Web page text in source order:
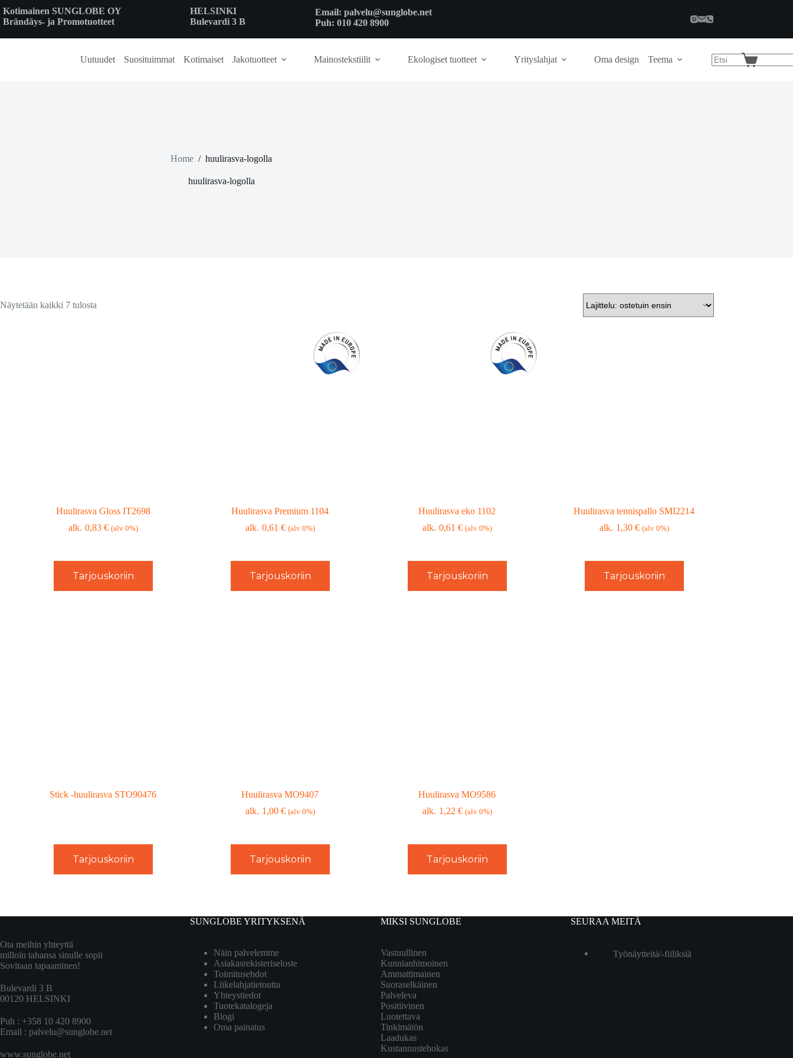
to
content
Kotimainen SUNGLOBE OY
Brändäys- ja Promotuotteet
HELSINKI
Bulevardi 3 B
Email: palvelu@sunglobe.net
Puh: 010 420 8900
Uutuudet Suosituimmat Kotimaiset Jakotuotteet Mainostekstiilit Ekologiset tuotteet Yrityslahjat Oma design Teema
Shopping
Home / huulirasva-logolla
huulirasva-logolla
Näytetään kaikki 7 tulosta
Huulirasva Gloss IT2698
0,83 € (alv 0%)
Tarjouskoriin
Huulirasva Premium 1104
0,61 € (alv 0%)
Tarjouskoriin
Huulirasva eko 1102
0,61 € (alv 0%)
Tarjouskoriin
Huulirasva tennispallo SMI2214
1,30 € (alv 0%)
Tarjouskoriin
Stick -huulirasva STO90476
Tarjouskoriin
Huulirasva MO9407
1,00 € (alv 0%)
Tarjouskoriin
Huulirasva MO9586
1,22 € (alv 0%)
Tarjouskoriin
Ota meihin yhteyttä
milloin tahansa sinulle sopii
Sovitaan tapaaminen!
Bulevardi 3 B
00120 HELSINKI
Puh : +358 10 420 8900
Email : palvelu@sunglobe.net
www.sunglobe.net
SUNGLOBE YRITYKSENÄ
Näin palvelemme
Asiakasrekisteriseloste
Toimitusehdot
Liikelahjatietoutta
Yhteystiedot
Tuotekatalogeja
Blogi
Oma painatus
MIKSI SUNGLOBE
Vastuullinen
Kunnianhimoinen
Ammattimainen
Suoraselkäinen
Palveleva
Positiivinen
Luotettava
Tinkimätön
Laadukas
Kustannustehokas
SEURAA MEITÄ
Työnäytteitä/-fiiliksiä